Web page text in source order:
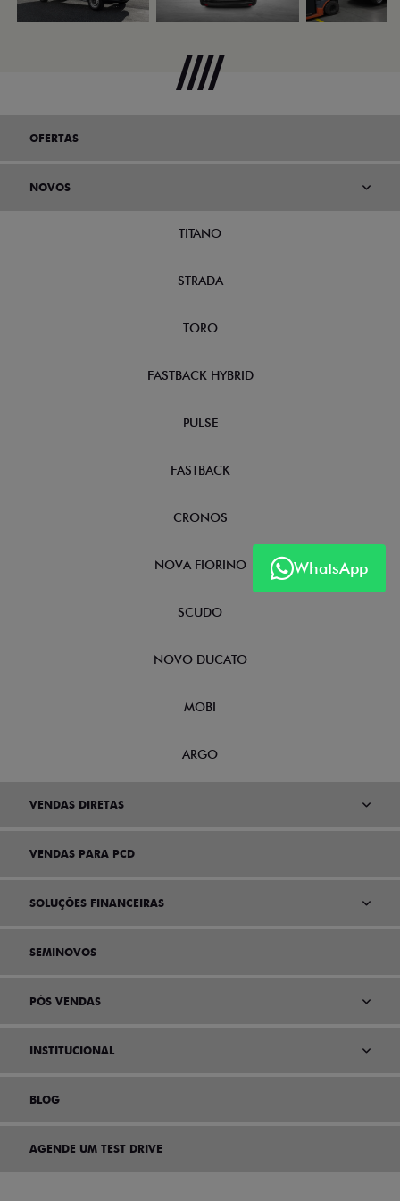
WhatsApp
OFERTAS
NOVOS
TITANO
STRADA
TORO
FASTBACK HYBRID
PULSE
FASTBACK
CRONOS
NOVA FIORINO
SCUDO
NOVO DUCATO
MOBI
ARGO
VENDAS DIRETAS
VENDAS PARA PCD
SOLUÇÕES FINANCEIRAS
SEMINOVOS
PÓS VENDAS
INSTITUCIONAL
BLOG
AGENDE UM TEST DRIVE